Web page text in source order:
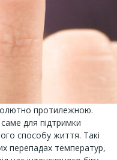
протилежною.
для підтримки
способу життя. Такі
перепадах температур,